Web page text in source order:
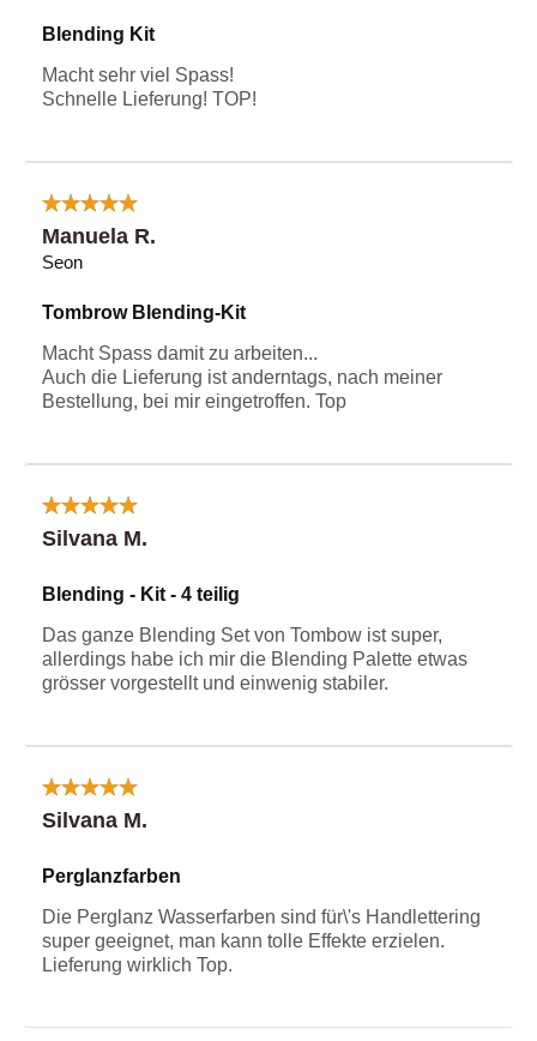
Blending Kit
Macht sehr viel Spass!
Schnelle Lieferung! TOP!
Manuela R.
Seon
Tombrow Blending-Kit
Macht Spass damit zu arbeiten...
Auch die Lieferung ist anderntags, nach meiner
Bestellung, bei mir eingetroffen. Top
Silvana M.
Blending - Kit - 4 teilig
Das ganze Blending Set von Tombow ist super,
allerdings habe ich mir die Blending Palette etwas
grösser vorgestellt und einwenig stabiler.
Silvana M.
Perglanzfarben
Die Perglanz Wasserfarben sind für\'s Handlettering
super geeignet, man kann tolle Effekte erzielen.
Lieferung wirklich Top.